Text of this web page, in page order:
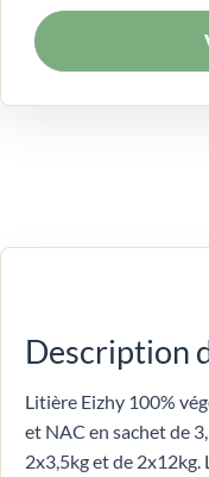
Description
Litière Eizhy 100%
et NAC en sachet de
2x3,5kg et de